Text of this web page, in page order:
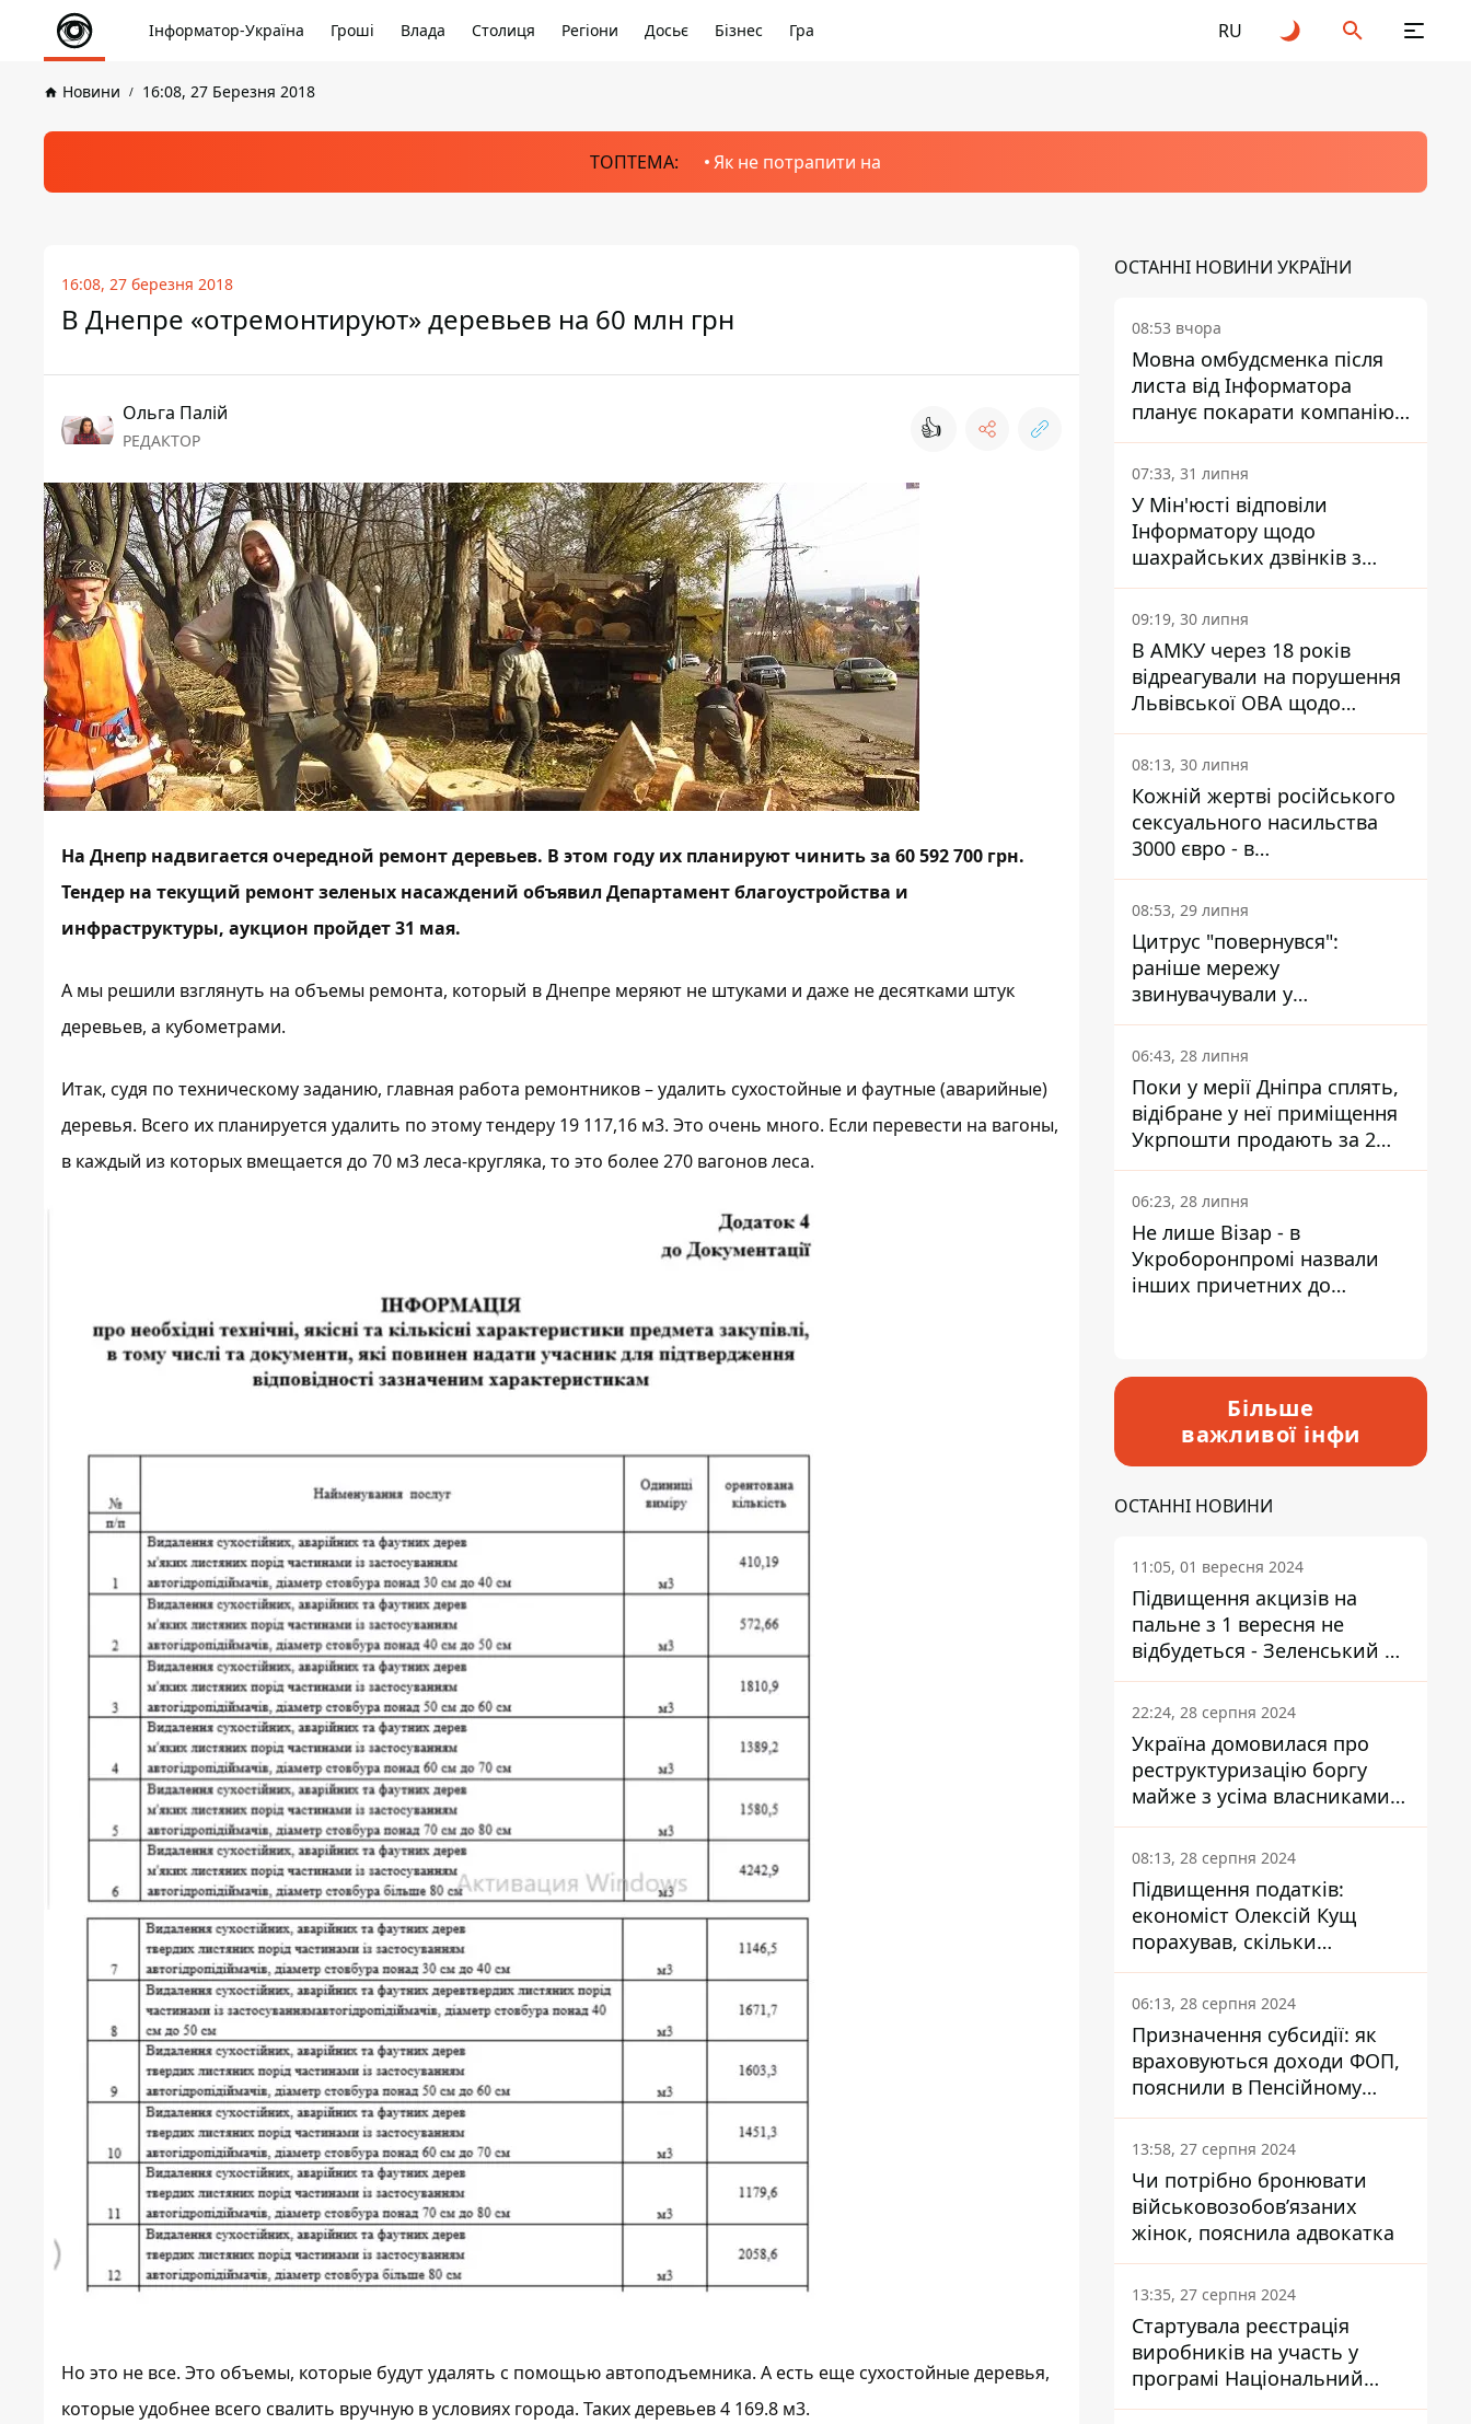
Інформатор-Україна Гроші Влада Столиця Регіони Досьє Бізнес Гра RU
Новини 16:08, 27 Березня 2018
ТОПТЕМА: Як не потрапити на
16:08, 27 березня 2018
В Днепре «отремонтируют» деревьев на 60 млн грн
Ольга Палій
РЕДАКТОР 👍
На Днепр надвигается очередной ремонт деревьев. В этом году их планируют чинить за 60 592 700 грн.
Тендер на текущий ремонт зеленых насаждений объявил Департамент благоустройства и
инфраструктуры, аукцион пройдет 31 мая.
А мы решили взглянуть на объемы ремонта, который в Днепре меряют не штуками и даже не десятками штук
деревьев, а кубометрами.
Итак, судя по техническому заданию, главная работа ремонтников – удалить сухостойные и фаутные (аварийные)
деревья. Всего их планируется удалить по этому тендеру 19 117,16 м3. Это очень много. Если перевести на вагоны,
в каждый из которых вмещается до 70 м3 леса-кругляка, то это более 270 вагонов леса.
Но это не все. Это объемы, которые будут удалять с помощью автоподъемника. А есть еще сухостойные деревья,
которые удобнее всего свалить вручную в условиях города. Таких деревьев 4 169.8 м3.
ОСТАННІ НОВИНИ УКРАЇНИ
08:53 вчора
Мовна омбудсменка після
листа від Інформатора
планує покарати компанію-
підрядника ПриватБанку
07:33, 31 липня
У Мін'юсті відповіли
Інформатору щодо
шахрайських дзвінків з
камери Сумського СІЗО так,
що ніхто нічого не зрозумів
09:19, 30 липня
В АМКУ через 18 років
відреагували на порушення
Львівської ОВА щодо
харчування у закладах
освіти
08:13, 30 липня
Кожній жертві російського
сексуального насильства
3000 євро - в
Мінсоцполітики пояснили
Інформатору, звідки на це
гроші
08:53, 29 липня
Цитрус "повернувся":
раніше мережу
звинувачували у
контрабанді техніки та
ухиленні від сплати
податків
06:43, 28 липня
Поки у мерії Дніпра сплять,
відібране у неї приміщення
Укрпошти продають за 2
мільйони
06:23, 28 липня
Не лише Візар - в
Укроборонпромі назвали
інших причетних до
Більше
важливої інфи
ОСТАННІ НОВИНИ
11:05, 01 вересня 2024
Підвищення акцизів на
пальне з 1 вересня не
відбудеться - Зеленський не
підписав закон
22:24, 28 серпня 2024
Україна домовилася про
реструктуризацію боргу
майже з усіма власниками
єврооблігацій: що це
означає для країни
08:13, 28 серпня 2024
Підвищення податків:
економіст Олексій Кущ
порахував, скільки
заплатить кожен українець
06:13, 28 серпня 2024
Призначення субсидії: як
враховуються доходи ФОП,
пояснили в Пенсійному
фонді
13:58, 27 серпня 2024
Чи потрібно бронювати
військовозобов’язаних
жінок, пояснила адвокатка
13:35, 27 серпня 2024
Стартувала реєстрація
виробників на участь у
програмі Національний
кешбек: як це зробити